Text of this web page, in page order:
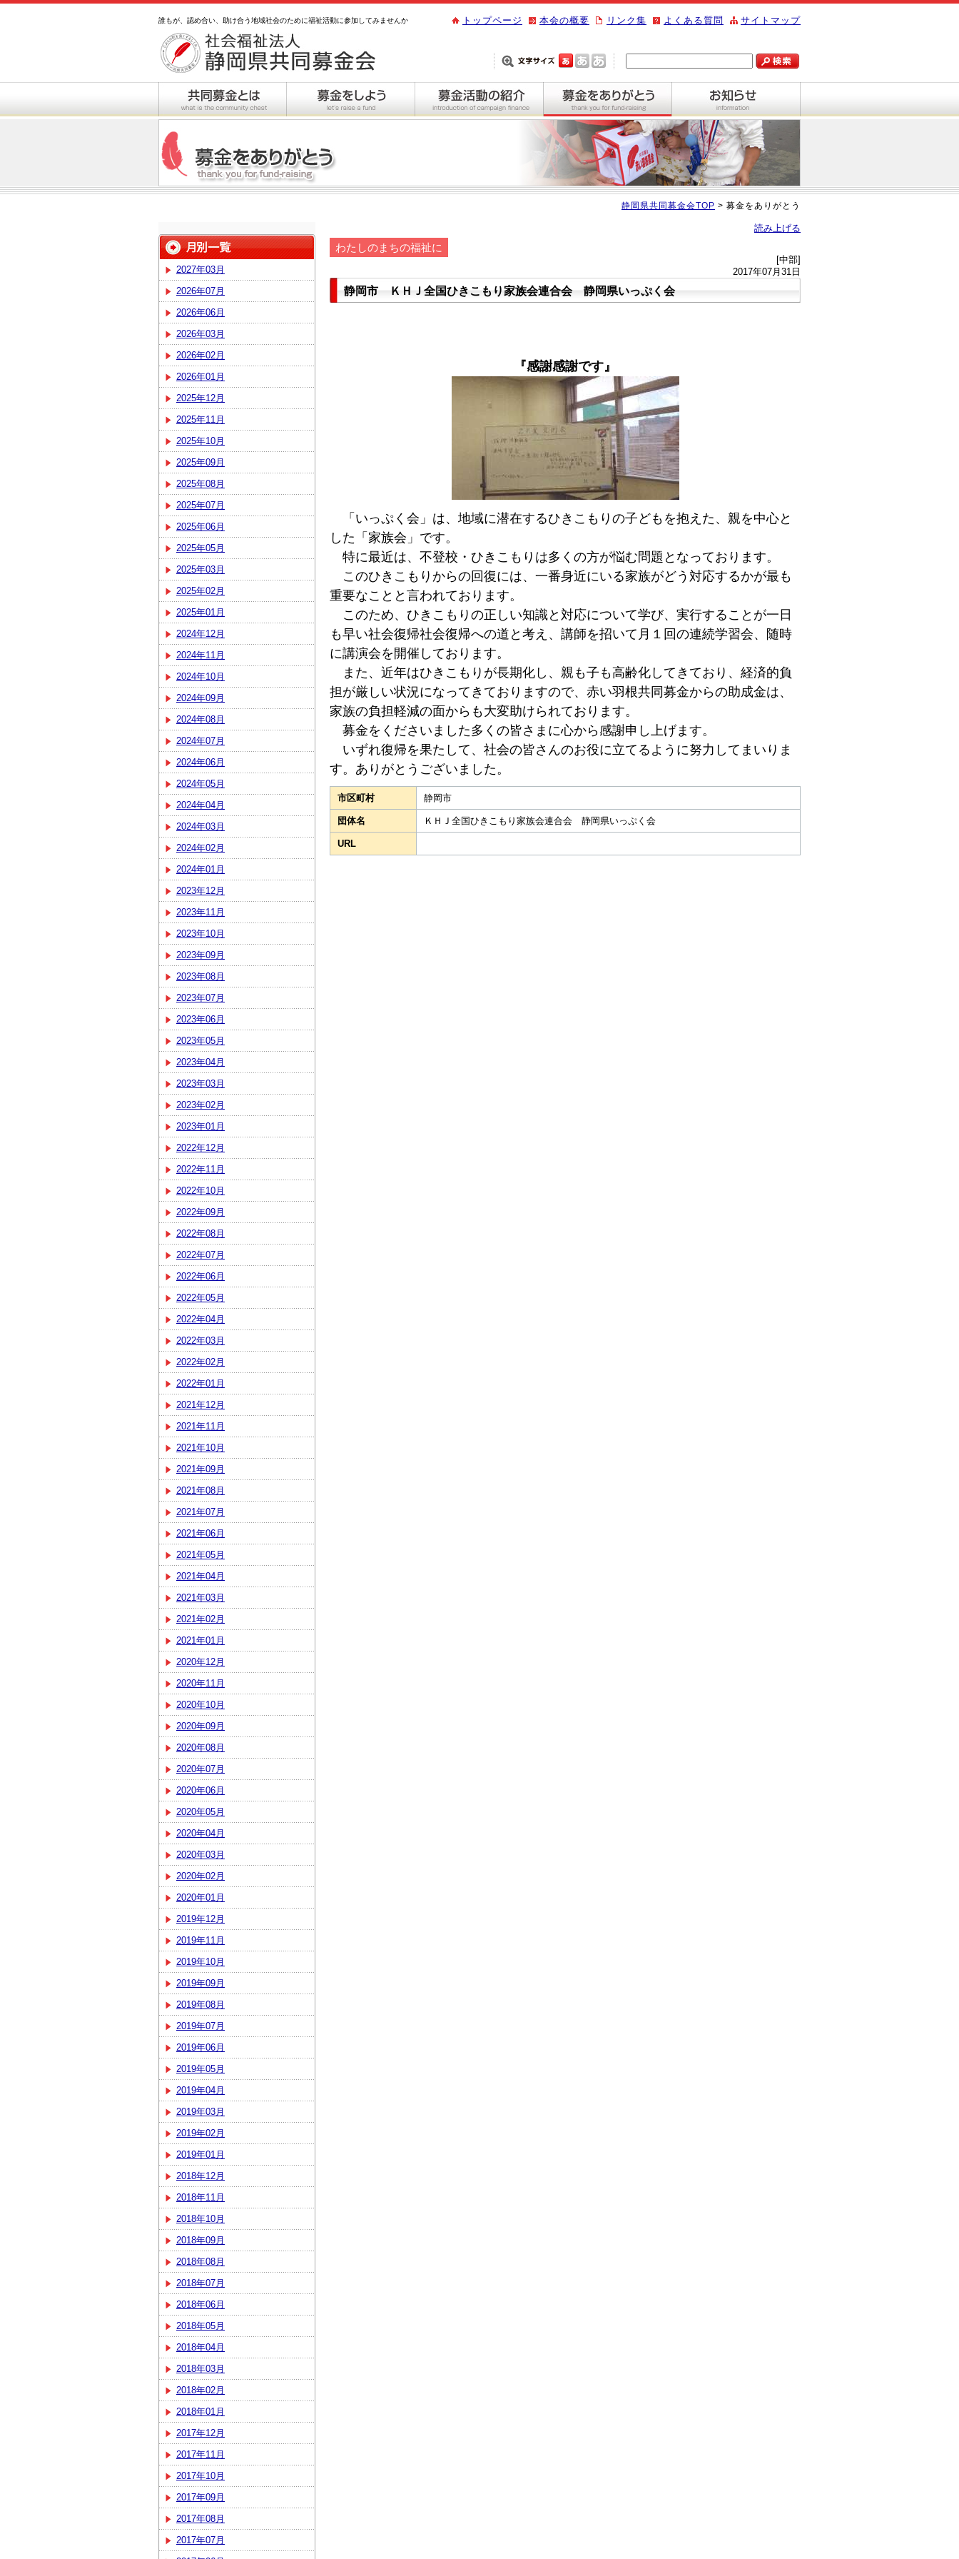
誰もが、認め合い、助け合う地域社会のために福祉活動に参加してみませんか サイトマップ
よくある質問
リンク集
本会の概要
トップページ
静岡県共同募金会TOP > 募金をありがとう
読み上げる
2027年03月
2026年07月
2026年06月
2026年03月
2026年02月
2026年01月
2025年12月
2025年11月
2025年10月
2025年09月
2025年08月
2025年07月
2025年06月
2025年05月
2025年03月
2025年02月
2025年01月
2024年12月
2024年11月
2024年10月
2024年09月
2024年08月
2024年07月
2024年06月
2024年05月
2024年04月
2024年03月
2024年02月
2024年01月
2023年12月
2023年11月
2023年10月
2023年09月
2023年08月
2023年07月
2023年06月
2023年05月
2023年04月
2023年03月
2023年02月
2023年01月
2022年12月
2022年11月
2022年10月
2022年09月
2022年08月
2022年07月
2022年06月
2022年05月
2022年04月
2022年03月
2022年02月
2022年01月
2021年12月
2021年11月
2021年10月
2021年09月
2021年08月
2021年07月
2021年06月
2021年05月
2021年04月
2021年03月
2021年02月
2021年01月
2020年12月
2020年11月
2020年10月
2020年09月
2020年08月
2020年07月
2020年06月
2020年05月
2020年04月
2020年03月
2020年02月
2020年01月
2019年12月
2019年11月
2019年10月
2019年09月
2019年08月
2019年07月
2019年06月
2019年05月
2019年04月
2019年03月
2019年02月
2019年01月
2018年12月
2018年11月
2018年10月
2018年09月
2018年08月
2018年07月
2018年06月
2018年05月
2018年04月
2018年03月
2018年02月
2018年01月
2017年12月
2017年11月
2017年10月
2017年09月
2017年08月
2017年07月
わたしのまちの福祉に
[中部]
2017年07月31日
静岡市 ＫＨＪ全国ひきこもり家族会連合会 静岡県いっぷく会
『感謝感謝です』
「いっぷく会」は、地域に潜在するひきこもりの子どもを抱えた、親を中心と
した「家族会」です。
特に最近は、不登校・ひきこもりは多くの方が悩む問題となっております。
このひきこもりからの回復には、一番身近にいる家族がどう対応するかが最も
重要なことと言われております。
このため、ひきこもりの正しい知識と対応について学び、実行することが一日
も早い社会復帰社会復帰への道と考え、講師を招いて月１回の連続学習会、随時
に講演会を開催しております。
また、近年はひきこもりが長期化し、親も子も高齢化してきており、経済的負
担が厳しい状況になってきておりますので、赤い羽根共同募金からの助成金は、
家族の負担軽減の面からも大変助けられております。
募金をくださいました多くの皆さまに心から感謝申し上げます。
いずれ復帰を果たして、社会の皆さんのお役に立てるように努力してまいりま
す。ありがとうございました。
市区町村 静岡市
団体名 ＫＨＪ全国ひきこもり家族会連合会 静岡県いっぷく会
URL